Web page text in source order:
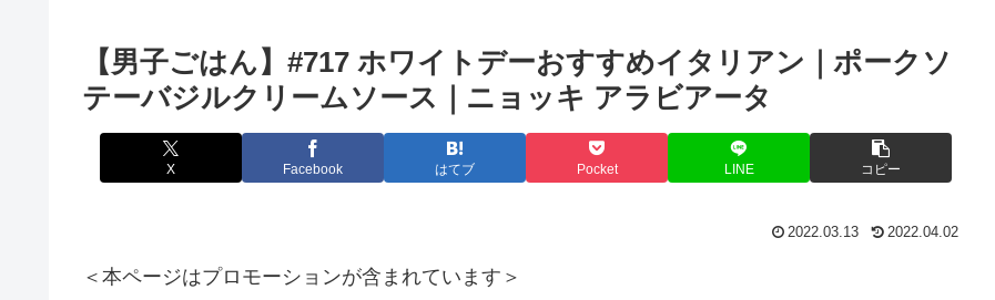
【男子ごはん】#717 ホワイトデーおすすめイタリアン｜ポークソ
テーバジルクリームソース｜ニョッキ アラビアータ
X Facebook はてブ Pocket LINE コピー
2022.03.13 2022.04.02
＜本ページはプロモーションが含まれています＞